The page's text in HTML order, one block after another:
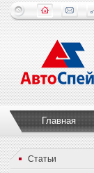
Главная
Статьи